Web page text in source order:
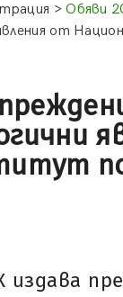
>Обяви
от
издава